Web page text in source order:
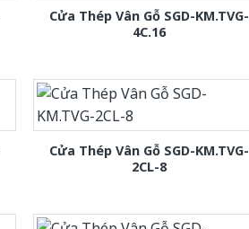
Cửa Thép Vân Gỗ SGD-KM.TVG-
4C.16
Cửa Thép Vân Gỗ SGD-KM.TVG-
2CL-8